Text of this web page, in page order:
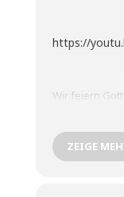
https://
Wir feiern
mit dabei?
ZEIGE